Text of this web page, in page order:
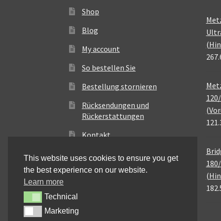
Shop
Blog
My account
So bestellen Sie
Bestellung stornieren
Rücksendungen und
Rückerstattungen
Kontakt
This website uses cookies to ensure you get
the best experience on our website.
Learn more
TechnicalTechnical
MarketingMarketing